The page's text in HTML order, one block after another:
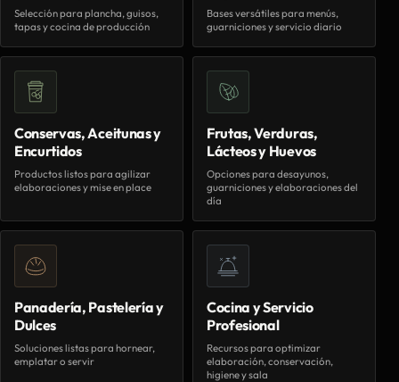
Selección para plancha, guisos,
tapas y cocina de producción
Bases versátiles para menús,
guarniciones y servicio diario
Conservas, Aceitunas y
Encurtidos
Productos listos para agilizar
elaboraciones y mise en place
Frutas, Verduras,
Lácteos y Huevos
Opciones para desayunos,
guarniciones y elaboraciones del
día
Panadería, Pastelería y
Dulces
Soluciones listas para hornear,
emplatar o servir
Cocina y Servicio
Profesional
Recursos para optimizar
elaboración, conservación,
higiene y sala